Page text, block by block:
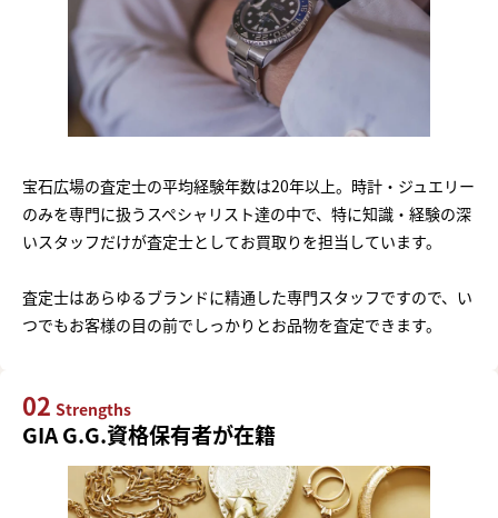
宝石広場の査定士の平均経験年数は20年以上。時計・ジュエリー
のみを専門に扱うスペシャリスト達の中で、特に知識・経験の深
いスタッフだけが査定士としてお買取りを担当しています。
査定士はあらゆるブランドに精通した専門スタッフですので、い
つでもお客様の目の前でしっかりとお品物を査定できます。
02 Strengths
GIA G.G.資格保有者が在籍